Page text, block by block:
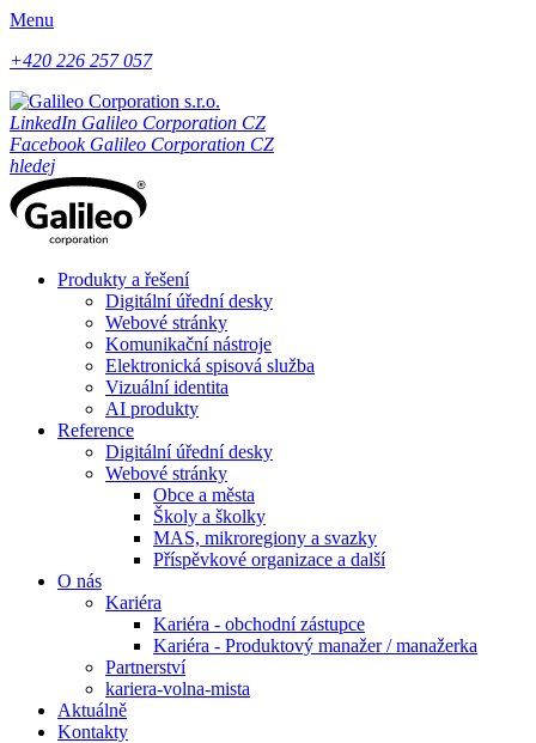
Menu
+420 226 257 057
LinkedIn Galileo Corporation CZ
Facebook Galileo Corporation CZ
hledej
Produkty a řešení
Digitální úřední desky
Webové stránky
Komunikační nástroje
Elektronická spisová služba
Vizuální identita
AI produkty
Reference
Digitální úřední desky
Webové stránky
Obce a města
Školy a školky
MAS, mikroregiony a svazky
Příspěvkové organizace a další
O nás
Kariéra
Kariéra - obchodní zástupce
Kariéra - Produktový manažer / manažerka
Partnerství
kariera-volna-mista
Aktuálně
Kontakty